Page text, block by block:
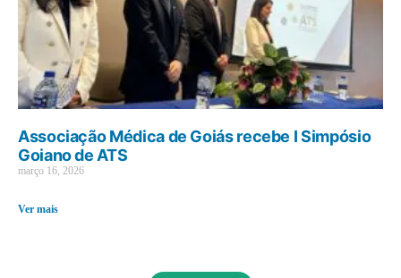
Associação Médica de Goiás recebe I Simpósio
Goiano de ATS
março 16, 2026
Ver mais